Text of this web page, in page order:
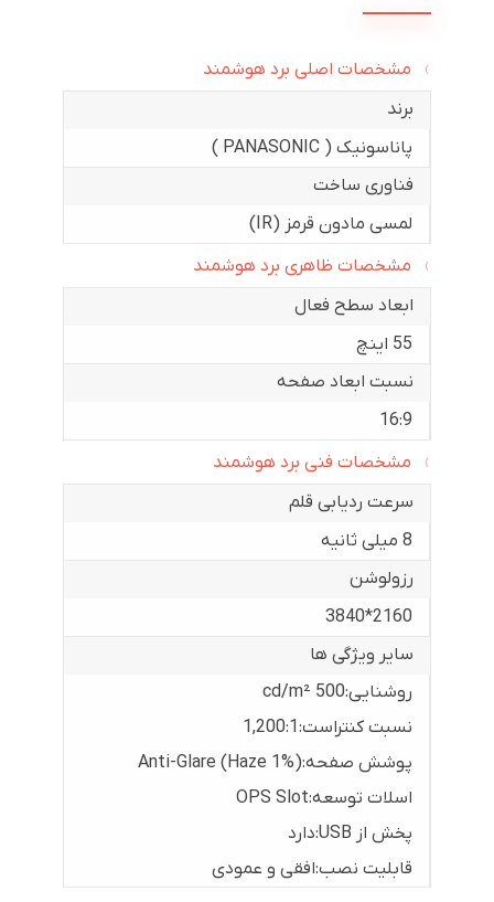
مشخصات اصلی برد هوشمند
برند
پاناسونیک ( PANASONIC )
فناوری ساخت
لمسی مادون قرمز (IR)
مشخصات ظاهری برد هوشمند
ابعاد سطح فعال
55 اینچ
نسبت ابعاد صفحه
16:9
مشخصات فنی برد هوشمند
سرعت ردیابی قلم
8 میلی ثانیه
رزولوشن
2160*3840
سایر ویژگی ها
روشنایی:500 cd/m²
نسبت کنتراست:1,200:1
پوشش صفحه:Anti-Glare (Haze 1%)
اسلات توسعه:OPS Slot
پخش از USB:دارد
قابلیت نصب:افقی و عمودی